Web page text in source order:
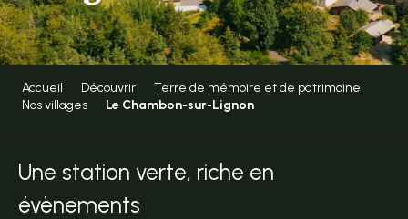
Accueil Découvrir
Terre de mémoire et de patrimoine
Nos villages
Le Chambon-sur-Lignon
Une station verte, riche en
évènements